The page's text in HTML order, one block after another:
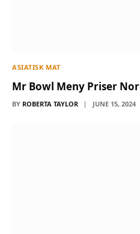
ASIATISK MAT
Mr Bowl Meny Priser
BY ROBERTA TAYLOR JUNE 15, 2024